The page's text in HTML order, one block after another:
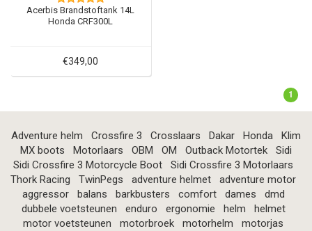
Acerbis Brandstoftank 14L
Honda CRF300L
€349,00
1
Adventure helm Crossfire 3 Crosslaars Dakar Honda
Klim
MX boots
Motorlaars OBM OM Outback Motortek
Sidi
Sidi Crossfire 3 Motorcycle Boot
Sidi Crossfire 3 Motorlaars
Thork Racing
TwinPegs adventure helmet
adventure motor
aggressor
balans barkbusters comfort dames
dmd
dubbele voetsteunen
enduro ergonomie helm
helmet
motor voetsteunen
motorbroek motorhelm
motorjas